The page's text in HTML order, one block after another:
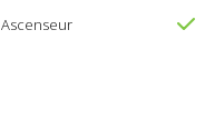
Ascenseur